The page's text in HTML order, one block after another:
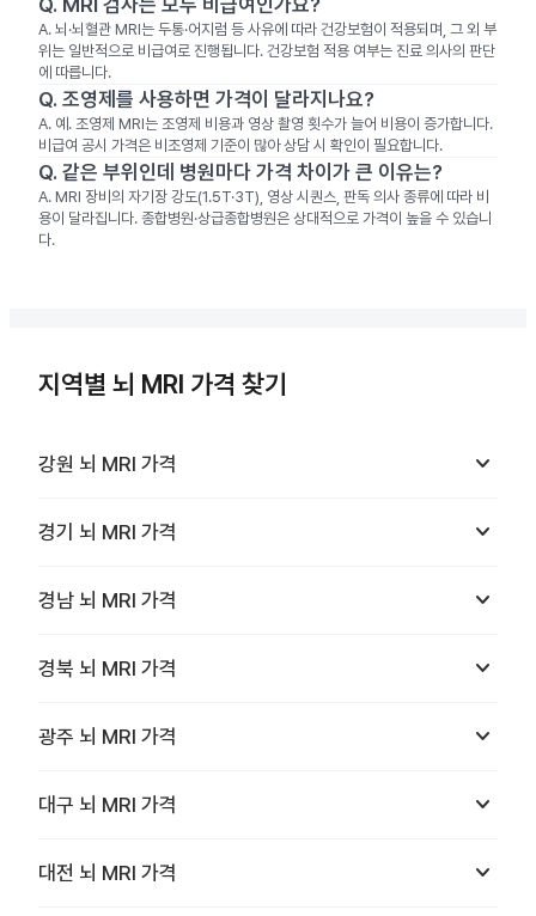
Q. MRI 검사는 모두 비급여인가요?
A. 뇌·뇌혈관 MRI는 두통·어지럼 등 사유에 따라 건강보험이 적용되며, 그 외 부
위는 일반적으로 비급여로 진행됩니다. 건강보험 적용 여부는 진료 의사의 판단
에 따릅니다.
Q. 조영제를 사용하면 가격이 달라지나요?
A. 예. 조영제 MRI는 조영제 비용과 영상 촬영 횟수가 늘어 비용이 증가합니다.
비급여 공시 가격은 비조영제 기준이 많아 상담 시 확인이 필요합니다.
Q. 같은 부위인데 병원마다 가격 차이가 큰 이유는?
A. MRI 장비의 자기장 강도(1.5T·3T), 영상 시퀀스, 판독 의사 종류에 따라 비
용이 달라집니다. 종합병원·상급종합병원은 상대적으로 가격이 높을 수 있습니
다.
지역별 뇌 MRI 가격 찾기
강원 뇌 MRI 가격 keyboard_arrow_down
경기 뇌 MRI 가격 keyboard_arrow_down
경남 뇌 MRI 가격 keyboard_arrow_down
경북 뇌 MRI 가격 keyboard_arrow_down
광주 뇌 MRI 가격 keyboard_arrow_down
대구 뇌 MRI 가격 keyboard_arrow_down
대전 뇌 MRI 가격 keyboard_arrow_down